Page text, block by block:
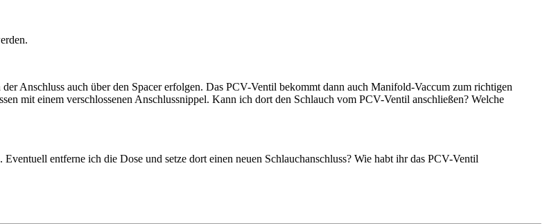
Anschluss auch über den Spacer erfolgen. Das PCV-Ventil bekommt dann auch Manifold-Vaccum zum richtigen
mit einem verschlossenen Anschlussnippel. Kann ich dort den Schlauch vom PCV-Ventil anschließen? Welche
entferne ich die Dose und setze dort einen neuen Schlauchanschluss? Wie habt ihr das PCV-Ventil